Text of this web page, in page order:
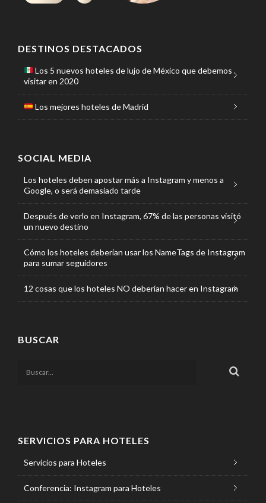
DESTINOS DESTACADOS
Los 5 nuevos hoteles de lujo de México que debemos
visitar en 2020
Los mejores hoteles de Madrid
SOCIAL MEDIA
Los hoteles deben apostar más a Instagram y menos a
Google, o será demasiado tarde
Después de verlo en Instagram, 67% de las personas visitó
un nuevo destino
Cómo los hoteles deberían usar los NameTags de Instagram
para sumar seguidores
12 cosas que los hoteles NO deberían hacer en Instagram
BUSCAR
SERVICIOS PARA HOTELES
Servicios para Hoteles
Conferencia: Instagram para Hoteles